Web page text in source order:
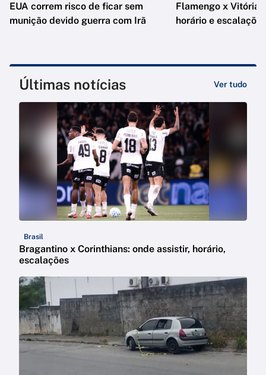
EUA correm risco de ficar sem
munição devido guerra com Irã
Flamengo x Vitória:
horário e escalações
Últimas notícias Ver tudo
Brasil
Bragantino x Corinthians: onde assistir, horário,
escalações